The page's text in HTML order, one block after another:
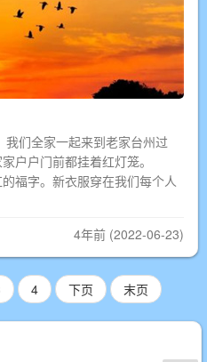
们全家一起来到老家台州过
家户户门前都挂着红灯笼。
福字。新衣服穿在我们每个人
4年前 (2022-06-23)
4 下页 末页